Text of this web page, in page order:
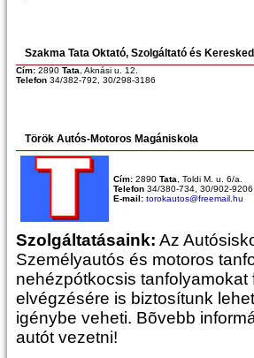
Szakma Tata Oktató, Szolgáltató és
Cím: 2890 Tata , Aknási u. 12.
Telefon 34/382-792, 30/298-3186
Török Autós-Motoros Magániskola
Cím: 2890 Tata , Toldi M. u. 6/a.
Telefon 34/380-734, 30/902-9206
E-mail: torokautos@freemail.hu
Szolgáltatásaink: Az
Személyautós és motoros
nehézpótkocsis
elvégzésére is biztosítunk
igénybe veheti. Bõvebb
autót vezetni!